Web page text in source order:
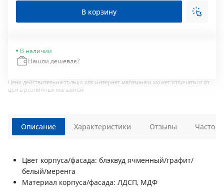
В корзину
В наличии
Нашли дешевле?
Цена действительна только для интернет магазина и может отличаться от
цен в розничных магазинах
Описание
Цвет корпуса/фасада: блэквуд ячменный/графит/
белый/меренга
Материал корпуса/фасада: ЛДСП, МДФ
Характеристики Отзывы Часто